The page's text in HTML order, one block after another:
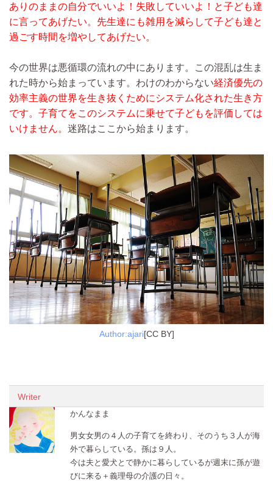
ありのままの自分でいいよ！失敗していいよ！と子ども達
に言ってあげたい。先生達にも雑用を減らして子ども達と
過ごす時間を増やしてあげたい。
今の世界は悪循環の流れの中にあります。この混乱は生ま
れた時から始まっています。わけのわからない経済優先の
効率主義の世界を生き抜くためにシステム化された生き方
です。子育てをこのシステムに乗せて子どもを評価しては
いけません。 迷路はここから始まります。
Author:ajari[CC BY]
Writer
かんなまま
男女女男の４人の子育てを終わり、そのうち３人が海
外で暮らしている。孫は９人。
今は夫と愛犬とで静かに暮らしているが週末に孫が遊
びに来る＋義理母の介護の日々。